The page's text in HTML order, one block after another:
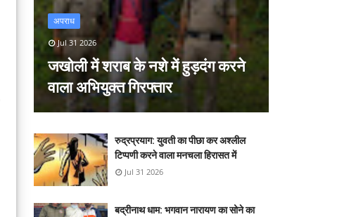
अपराध
Jul 31 2026
जखोली में शराब के नशे में हुड़दंग करने
वाला अभियुक्त गिरफ्तार
रुद्रप्रयाग: युवती का पीछा कर अश्लील
टिप्पणी करने वाला मनचला हिरासत में
Jul 31 2026
बद्रीनाथ धाम: भगवान नारायण का सोने का